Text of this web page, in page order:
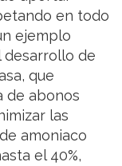
en todo
ejemplo
desarrollo de
que
de abonos
las
amoniaco
el 40%,